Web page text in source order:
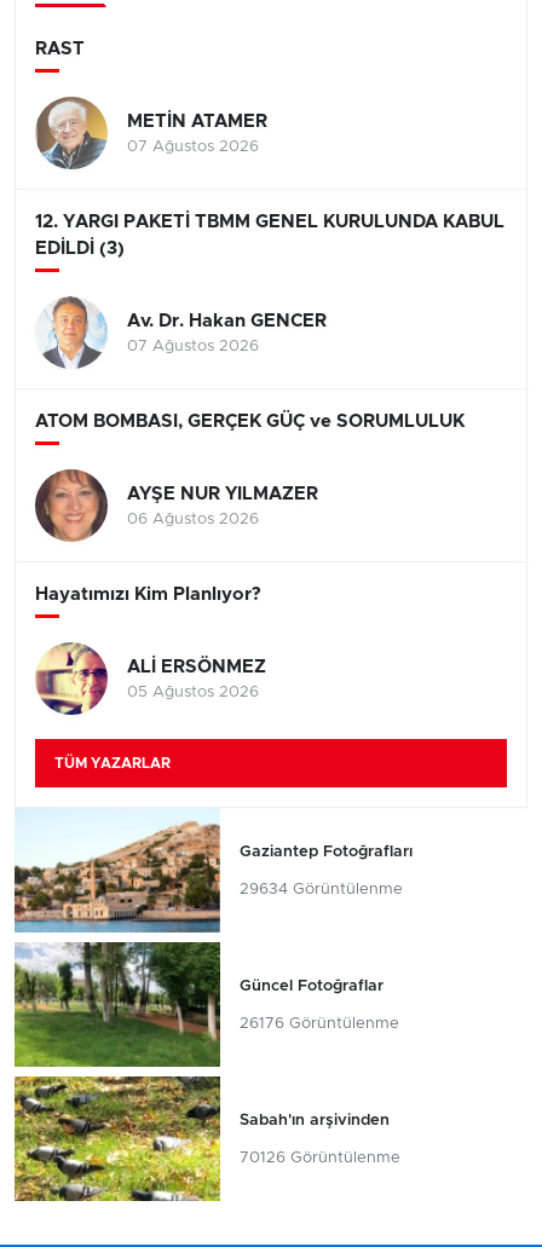
RAST
METİN ATAMER
07 Ağustos 2026
12. YARGI PAKETİ TBMM GENEL KURULUNDA KABUL
EDİLDİ (3)
Av. Dr. Hakan GENCER
07 Ağustos 2026
ATOM BOMBASI, GERÇEK GÜÇ ve SORUMLULUK
AYŞE NUR YILMAZER
06 Ağustos 2026
Hayatımızı Kim Planlıyor?
ALİ ERSÖNMEZ
05 Ağustos 2026
TÜM YAZARLAR
Gaziantep Fotoğrafları
29634 Görüntülenme
Güncel Fotoğraflar
26176 Görüntülenme
Sabah'ın arşivinden
70126 Görüntülenme